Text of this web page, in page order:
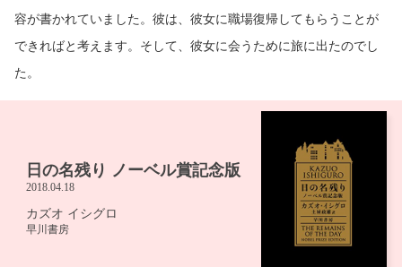
容が書かれていました。彼は、彼女に職場復帰してもらうことが
できればと考えます。そして、彼女に会うために旅に出たのでし
た。